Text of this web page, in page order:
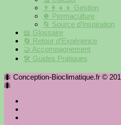
👨‍👩‍👧‍👦 Gestion
🍀 Permaculture
🌀 Source d’Inspiration
📖 Glossaire
🔄 Retour d’Expérience
🤝 Accompagnement
🛠 Guides Pratiques
🐜 Conception-Bioclimatique.fr ©
🐜